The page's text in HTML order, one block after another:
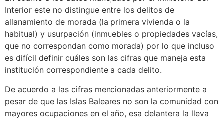
Interior este no distingue entre los delitos de
allanamiento de morada (la primera vivienda o la
habitual) y usurpación (inmuebles o propiedades vacías,
que no correspondan como morada) por lo que incluso
es difícil definir cuáles son las cifras que maneja esta
institución correspondiente a cada delito.
De acuerdo a las cifras mencionadas anteriormente a
pesar de que las Islas Baleares no son la comunidad con
mayores ocupaciones en el año, esa delantera la lleva